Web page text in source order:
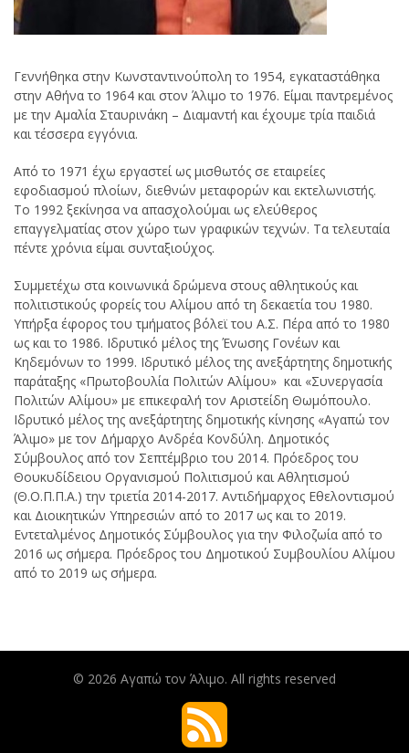
Γεννήθηκα στην Κωνσταντινούπολη το 1954, εγκαταστάθηκα
στην Αθήνα το 1964 και στον Άλιμο το 1976. Είμαι παντρεμένος
με την Αμαλία Σταυρινάκη – Διαμαντή και έχουμε τρία παιδιά
και τέσσερα εγγόνια.
Από το 1971 έχω εργαστεί ως μισθωτός σε εταιρείες
εφοδιασμού πλοίων, διεθνών μεταφορών και εκτελωνιστής.
Το 1992 ξεκίνησα να απασχολούμαι ως ελεύθερος
επαγγελματίας στον χώρο των γραφικών τεχνών. Τα τελευταία
πέντε χρόνια είμαι συνταξιούχος.
Συμμετέχω στα κοινωνικά δρώμενα στους αθλητικούς και
πολιτιστικούς φορείς του Αλίμου από τη δεκαετία του 1980.
Υπήρξα έφορος του τμήματος βόλεϊ του Α.Σ. Πέρα από το 1980
ως και το 1986. Ιδρυτικό μέλος της Ένωσης Γονέων και
Κηδεμόνων το 1999. Ιδρυτικό μέλος της ανεξάρτητης δημοτικής
παράταξης «Πρωτοβουλία Πολιτών Αλίμου» και «Συνεργασία
Πολιτών Αλίμου» με επικεφαλή τον Αριστείδη Θωμόπουλο.
Ιδρυτικό μέλος της ανεξάρτητης δημοτικής κίνησης «Αγαπώ τον
Άλιμο» με τον Δήμαρχο Ανδρέα Κονδύλη. Δημοτικός
Σύμβουλος από τον Σεπτέμβριο του 2014. Πρόεδρος του
Θουκυδίδειου Οργανισμού Πολιτισμού και Αθλητισμού
(Θ.Ο.Π.Π.Α.) την τριετία 2014-2017. Αντιδήμαρχος Εθελοντισμού
και Διοικητικών Υπηρεσιών από το 2017 ως και το 2019.
Εντεταλμένος Δημοτικός Σύμβουλος για την Φιλοζωία από το
2016 ως σήμερα. Πρόεδρος του Δημοτικού Συμβουλίου Αλίμου
από το 2019 ως σήμερα.
© 2026 Αγαπώ τον Άλιμο. All rights reserved